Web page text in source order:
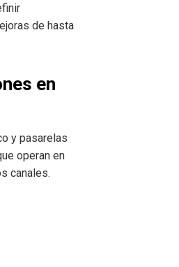
de hasta
en
y pasarelas
operan en
canales.